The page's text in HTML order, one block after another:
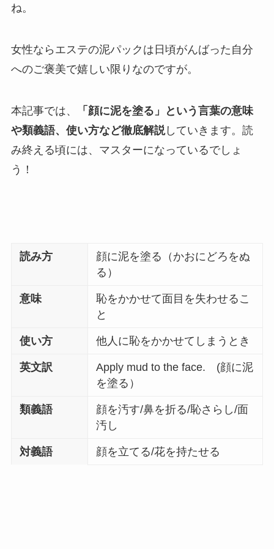
ね。
女性ならエステの泥パックは日頃がんばった自分
へのご褒美で嬉しい限りなのですが。
本記事では、
「顔に泥を塗る」という言葉の意味
や類義語、使い方など徹底解説していきます。読
み終える頃には、マスターになっているでしょ
う！
読み方
顔に泥を塗る（かおにどろをぬ
る）
意味
恥をかかせて面目を失わせるこ
と
使い方 他人に恥をかかせてしまうとき
英文訳
Apply mud to the face. (顔に泥
を塗る）
類義語
顔を汚す/鼻を折る/恥さらし/面
汚し
対義語 顔を立てる/花を持たせる